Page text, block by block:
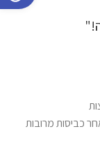
כביסות מרובות